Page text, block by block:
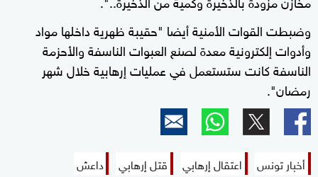
وضبطت القوات الأمنية أيضا "حقيبة ظهرية داخلها مواد
وأدوات إلكترونية معدة لصنع العبوات الناسفة والأحزمة
الناسفة كانت ستستعمل في عمليات إرهابية خلال شهر
رمضان".
أخبار تونس اعتقال إرهابي قتل إرهابي
داعش